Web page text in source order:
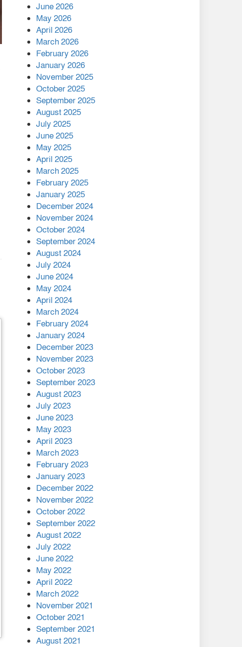
প্রকাশের অভিযোগ
শের-ই-বাংলা গোল্ডেন অ্যাওয়ার্ড
২০২৬-এ সম্মানিত পরিচালক ইমন
নিহত, আহত ৪০
June 2026
May 2026
April 2026
March 2026
February 2026
January 2026
November 2025
October 2025
September 2025
August 2025
July 2025
June 2025
May 2025
April 2025
March 2025
February 2025
January 2025
December 2024
November 2024
October 2024
September 2024
August 2024
July 2024
June 2024
May 2024
April 2024
March 2024
February 2024
January 2024
December 2023
November 2023
October 2023
September 2023
August 2023
July 2023
June 2023
May 2023
April 2023
March 2023
February 2023
January 2023
December 2022
November 2022
October 2022
September 2022
August 2022
July 2022
June 2022
May 2022
April 2022
March 2022
November 2021
October 2021
September 2021
August 2021